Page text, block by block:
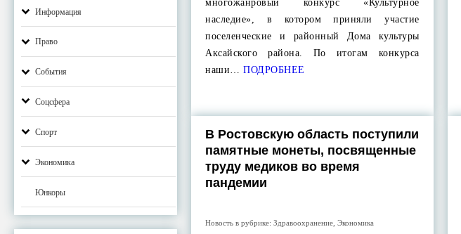
Информация
Право
События
Соцсфера
Спорт
Экономика
Юнкоры
многожанровый конкурс «Культурное
наследие», в котором приняли участие
поселенческие и районный Дома культуры
Аксайского района. По итогам конкурса
наши… ПОДРОБНЕЕ
В Ростовскую область поступили
памятные монеты, посвященные
труду медиков во время
пандемии
Новость в рубрике:Здравоохранение ,Экономика